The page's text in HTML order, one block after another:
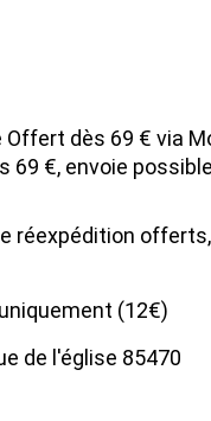
dès 69 € via
69 €, envoie
réexpédition
(12€)
de l'église 85470